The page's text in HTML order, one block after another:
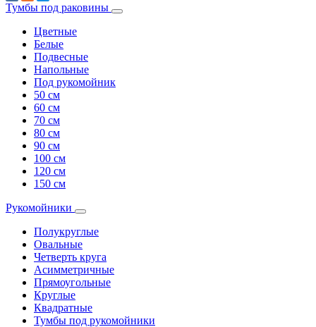
Тумбы под раковины
Цветные
Белые
Подвесные
Напольные
Под рукомойник
50 см
60 см
70 см
80 см
90 см
100 см
120 см
150 см
Рукомойники
Полукруглые
Овальные
Четверть круга
Асимметричные
Прямоугольные
Круглые
Квадратные
Тумбы под рукомойники